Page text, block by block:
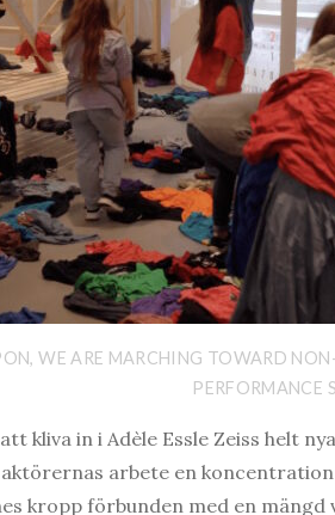
WE ARE MARCHING TOWARD
PERFORMANCE
kliva in i Adèle Essle Zeiss helt
arbete en
kropp förbunden med en